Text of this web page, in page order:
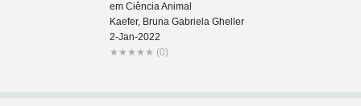
em Ciência Animal
Kaefer, Bruna Gabriela Gheller
2-Jan-2022
★ ★ ★ ★ ★ (0)